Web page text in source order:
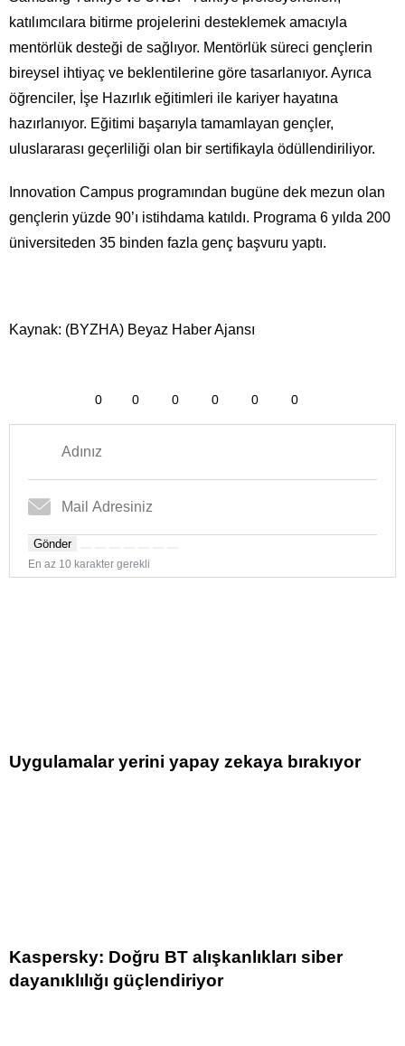
katılımcılara bitirme projelerini desteklemek amacıyla
mentörlük desteği de sağlıyor. Mentörlük süreci gençlerin
bireysel ihtiyaç ve beklentilerine göre tasarlanıyor. Ayrıca
öğrenciler, İşe Hazırlık eğitimleri ile kariyer hayatına
hazırlanıyor. Eğitimi başarıyla tamamlayan gençler,
uluslararası geçerliliği olan bir sertifikayla ödüllendiriliyor.
Innovation Campus programından bugüne dek mezun olan
gençlerin yüzde 90’ı istihdama katıldı. Programa 6 yılda 200
üniversiteden 35 binden fazla genç başvuru yaptı.
Kaynak: (BYZHA) Beyaz Haber Ajansı
0 0 0 0 0 0
Gönder
En az 10 karakter gerekli
Uygulamalar yerini yapay zekaya bırakıyor
Kaspersky: Doğru BT alışkanlıkları siber
dayanıklılığı güçlendiriyor